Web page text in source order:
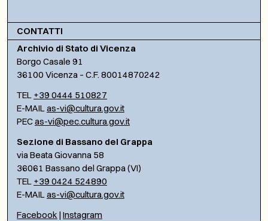
CONTATTI
Archivio di Stato di Vicenza
Borgo Casale 91
36100 Vicenza – C.F. 80014870242
TEL +39 0444 510827
E-MAILas-vi@cultura.gov.it
PECas-vi@pec.cultura.gov.it
Sezione di Bassano del Grappa
via Beata Giovanna 58
36061 Bassano del Grappa (VI)
TEL +39 0424 524890
E-MAILas-vi@cultura.gov.it
Facebook | Instagram